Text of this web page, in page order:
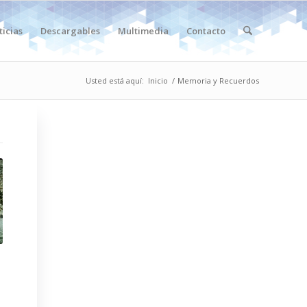
Descargables Multimedia Contacto
Usted está aquí: Inicio / Memoria y Recuerdos